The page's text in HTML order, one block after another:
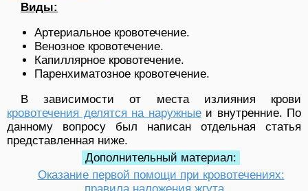
Виды:
Артериальное кровотечение.
Венозное кровотечение.
Капиллярное кровотечение.
Паренхиматозное кровотечение.
В зависимости от места излияния крови
кровотечения делятся на наружныеи внутренние. По
данному вопросу был написан отдельная статья
представленная ниже.
Дополнительный материал:
Оказание первой помощи при кровотечениях: